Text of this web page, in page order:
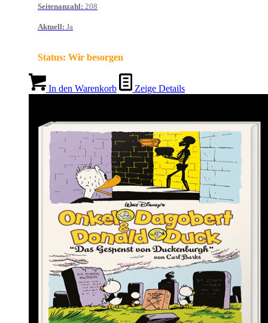
Seitenanzahl: 208
Aktuell: Ja
Status: Wir besorgen
In den Warenkorb Zeige Details